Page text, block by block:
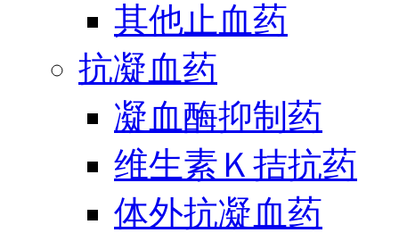
其他止血药
抗凝血药
凝血酶抑制药
维生素Ｋ拮抗药
体外抗凝血药